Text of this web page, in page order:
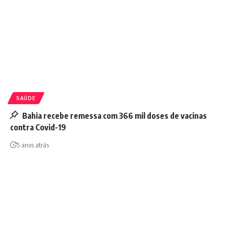
SAÚDE
Bahia recebe remessa com 366 mil doses de vacinas
contra Covid-19
5 anos atrás